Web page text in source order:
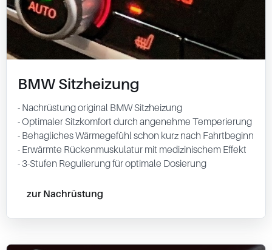
BMW Sitzheizung
- Nachrüstung original BMW Sitzheizung
- Optimaler Sitzkomfort durch angenehme Temperierung
- Behagliches Wärmegefühl schon kurz nach Fahrtbeginn
- Erwärmte Rückenmuskulatur mit medizinischem Effekt
- 3-Stufen Regulierung für optimale Dosierung
zur Nachrüstung